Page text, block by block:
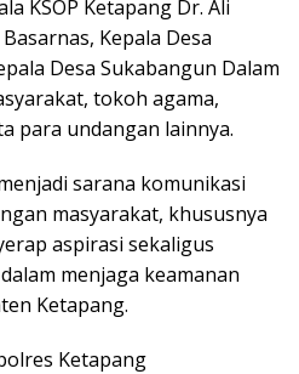
KSOP Ketapang Dr. Ali
Kepala Desa
Desa Sukabangun Dalam
tokoh agama,
para undangan lainnya.
sarana komunikasi
masyarakat, khususnya
aspirasi sekaligus
menjaga keamanan
Ketapang.
Ketapang